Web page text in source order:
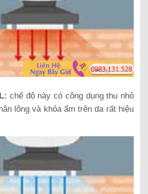
chế độ này có công dụng thu nhỏ
lông và khóa ẩm trên da rất hiệu